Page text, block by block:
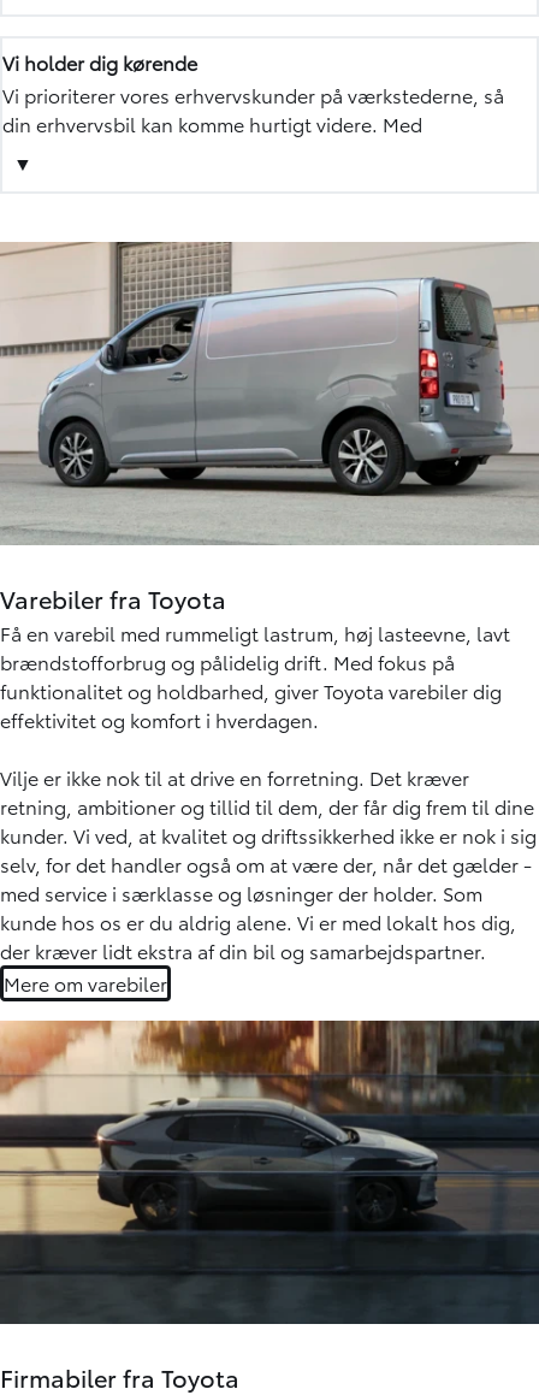
Vi holder dig kørende
Vi prioriterer vores erhvervskunder på værkstederne, så
din erhvervsbil kan komme hurtigt videre. Med
▼
Varebiler fra Toyota
Få en varebil med rummeligt lastrum, høj lasteevne, lavt
brændstofforbrug og pålidelig drift. Med fokus på
funktionalitet og holdbarhed, giver Toyota varebiler dig
effektivitet og komfort i hverdagen.
Vilje er ikke nok til at drive en forretning. Det kræver
retning, ambitioner og tillid til dem, der får dig frem til dine
kunder. Vi ved, at kvalitet og driftssikkerhed ikke er nok i sig
selv, for det handler også om at være der, når det gælder -
med service i særklasse og løsninger der holder. Som
kunde hos os er du aldrig alene. Vi er med lokalt hos dig,
der kræver lidt ekstra af din bil og samarbejdspartner.
Mere om varebiler
Firmabiler fra Toyota